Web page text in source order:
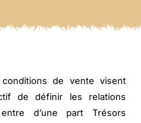
de vente visent
de définir les relations
d’une part Trésors